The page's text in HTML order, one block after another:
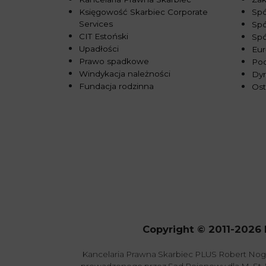
Księgowość Skarbiec Corporate
Services
CIT Estoński
Upadłości
Prawo spadkowe
Windykacja należności
Fundacja rodzinna
Copyright © 2011-
Kancelaria Prawna Skarbiec PLUS Robert